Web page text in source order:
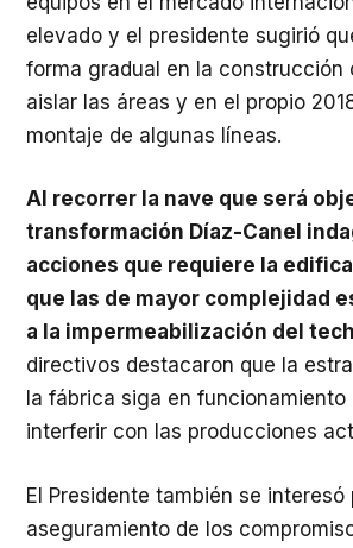
elevado y el presidente sugirió
forma gradual en la construcción
aislar las áreas y en el propio
montaje de algunas líneas.
Al recorrer la nave que será
transformación Díaz-Canel
acciones que requiere la
que las de mayor complejidad
a la impermeabilización del
directivos destacaron que la
la fábrica siga en funcionamiento
interferir con las producciones
El Presidente también se interesó
aseguramiento de los